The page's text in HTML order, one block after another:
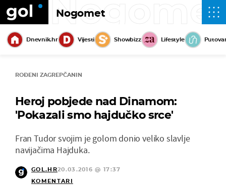
Nogomet
Dnevnik.hr Vijesti Showbizz Lifestyle
ROĐENI ZAGREPČANIN
Heroj pobjede nad Dinamom:
'Pokazali smo hajdučko srce'
Fran Tudor svojim je golom donio veliko slavlje
navijačima Hajduka.
GOL.HR20.03.2016 @ 17:37
KOMENTARI